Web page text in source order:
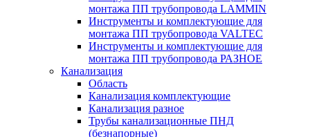
монтажа ПП трубопровода LAMMIN
Инструменты и комплектующие для
монтажа ПП трубопровода VALTEC
Инструменты и комплектующие для
монтажа ПП трубопровода РАЗНОЕ
Канализация
Область
Канализация комплектующие
Канализация разное
Трубы канализационные ПНД
(безнапорные)